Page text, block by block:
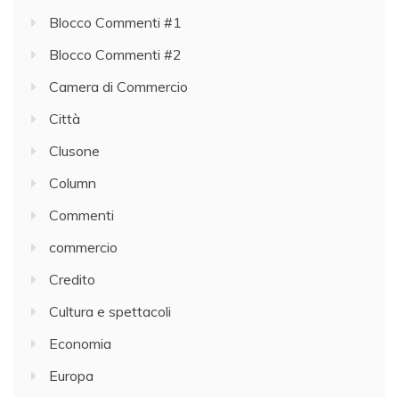
Blocco Commenti #1
Blocco Commenti #2
Camera di Commercio
Città
Clusone
Column
Commenti
commercio
Credito
Cultura e spettacoli
Economia
Europa